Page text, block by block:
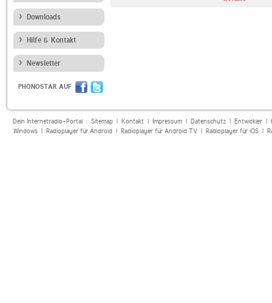
Downloads
Hilfe & Kontakt
Newsletter
PHONOSTAR AUF
Dein Internetradio-Portal : Sitemap| Kontakt| Impressum| Datenschutz| Entwickler|
Windows| Radioplayer für Android| Radioplayer für Android TV| Radioplayer für iOS|